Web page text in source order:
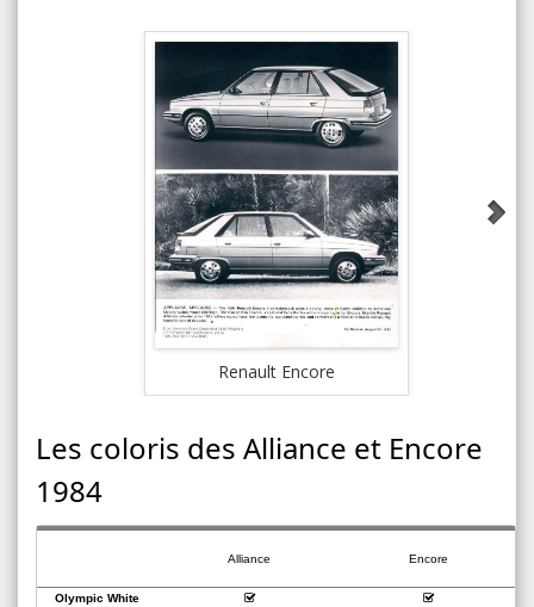
Renault Encore
Les coloris des Alliance et Encore
1984
Alliance Encore
Olympic White